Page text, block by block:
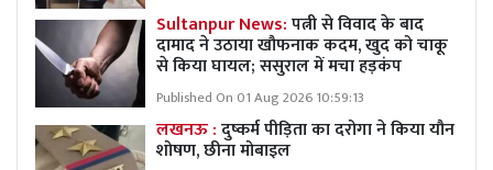
Sultanpur News:पत्नी से विवाद के बाद
दामाद ने उठाया खौफनाक कदम, खुद को चाकू
से किया घायल; ससुराल में मचा हड़कंप
Published On 01 Aug 2026 10:59:13
लखनऊ :दुष्कर्म पीड़िता का दरोगा ने किया यौन
शोषण, छीना मोबाइल